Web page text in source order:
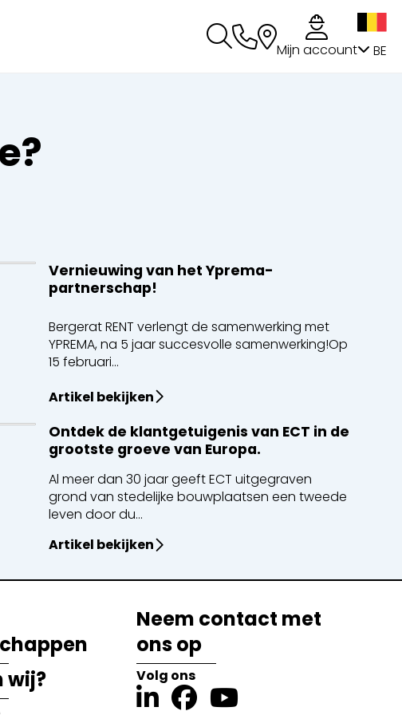
Mijn account BE
Vernieuwing van het Yprema-
partnerschap!
Bergerat RENT verlengt de samenwerking met
YPREMA, na 5 jaar succesvolle samenwerking!Op
15 februari...
Artikel bekijken
Ontdek de klantgetuigenis van ECT in de
grootste groeve van Europa.
Al meer dan 30 jaar geeft ECT uitgegraven
grond van stedelijke bouwplaatsen een tweede
leven door du...
Artikel bekijken
wij?
Neem contact met
ons op
Volg ons